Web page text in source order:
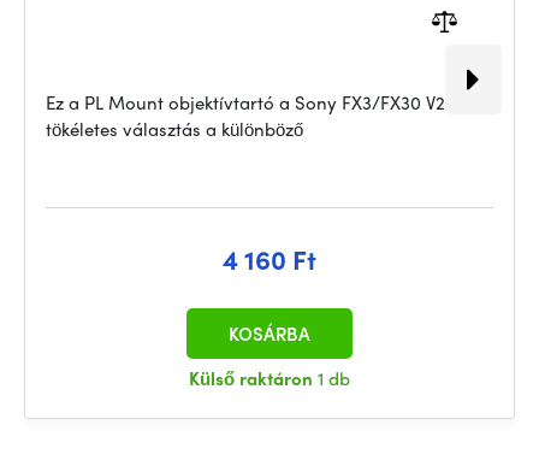
Ez a PL Mount objektívtartó a Sony FX3/FX30 V2-hez
tökéletes választás a különböző
4 160 Ft
Külső raktáron 1 db
KOSÁRBA